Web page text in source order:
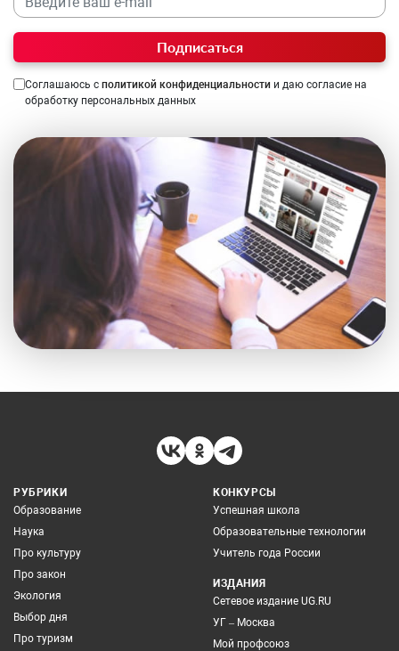
Подписаться
Соглашаюсь с политикой конфиденциальности и даю согласие на
обработку персональных данных
РУБРИКИ
Образование
Наука
Про культуру
Про закон
Экология
Выбор дня
Про туризм
КОНКУРСЫ
Успешная школа
Образовательные технологии
Учитель года России
ИЗДАНИЯ
Сетевое издание UG.RU
УГ – Москва
Мой профсоюз